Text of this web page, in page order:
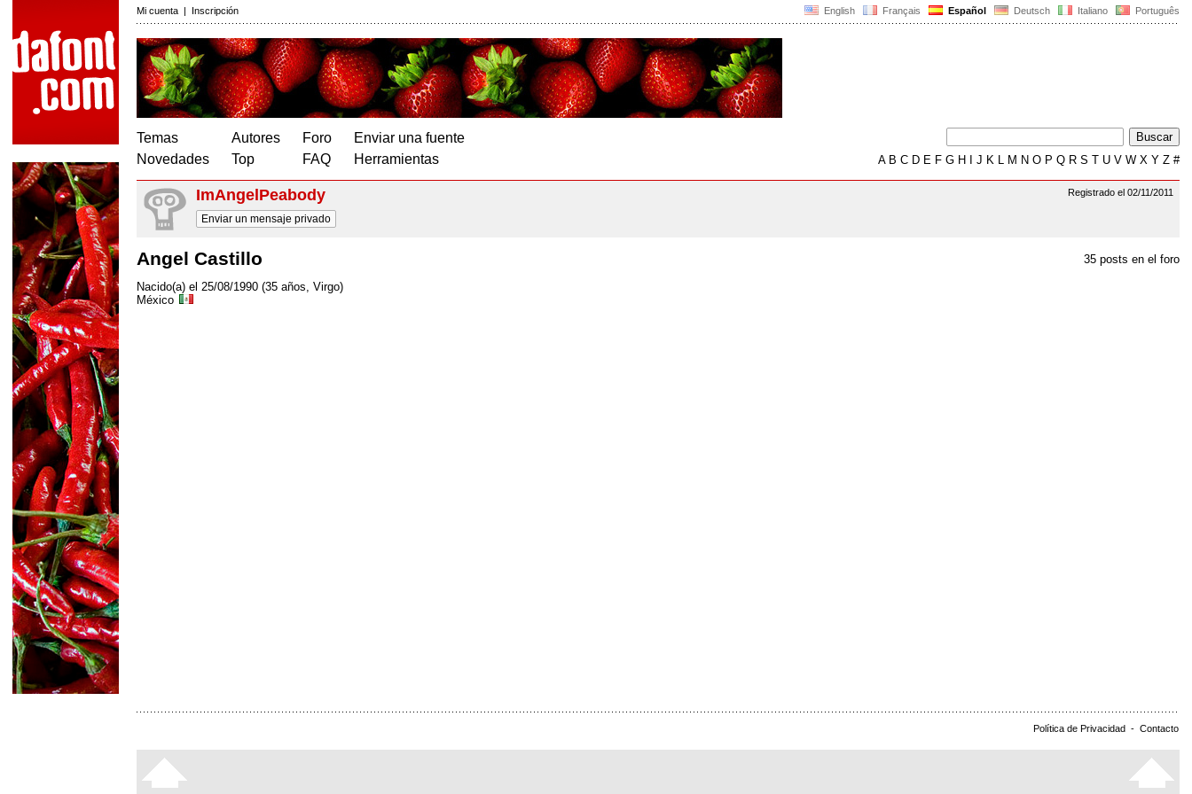
English Français Español Deutsch Italiano Português
Mi cuenta | Inscripción
Temas
Novedades
Autores
Top
Foro
FAQ
Enviar una fuente
Herramientas
AB C D E F G H J K L M N O P Q R S T U V W X Y Z #
Registrado el 02/11/2011
ImAngelPeabody
Enviar un mensaje privado
35 posts en el foro
Angel Castillo
Nacido(a) el 25/08/1990 (35 años, Virgo)
México
Política de Privacidad - Contacto